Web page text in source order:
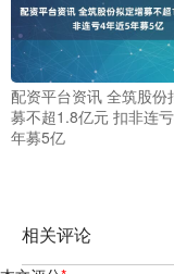
配资平台资讯 全筑股份
募不超1.8亿元 扣非连
年募5亿
相关评论